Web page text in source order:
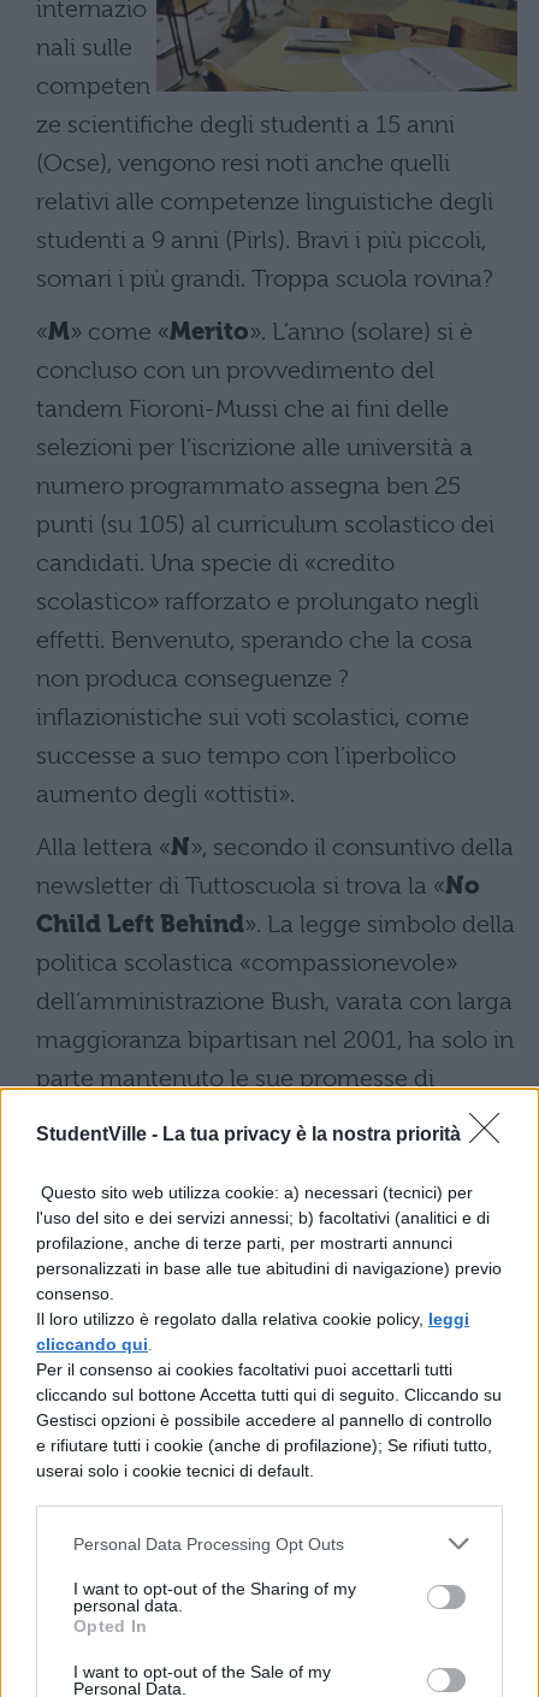
StudentVille - La tua privacy è la nostra priorità
Questo sito web utilizza cookie: a) necessari (tecnici) per
l'uso del sito e dei servizi annessi; b) facoltativi (analitici e di
profilazione, anche di terze parti, per mostrarti annunci
personalizzati in base alle tue abitudini di navigazione) previo
consenso.
Il loro utilizzo è regolato dalla relativa cookie policy, leggi
cliccando qui
Per il consenso ai cookies facoltativi puoi accettarli tutti
cliccando sul bottone Accetta tutti qui di seguito. Cliccando su
Gestisci opzioni è possibile accedere al pannello di controllo
e rifiutare tutti i cookie (anche di profilazione); Se rifiuti tutto,
userai solo i cookie tecnici di default.
Personal Data Processing Opt Outs
I want to opt-out of the Sharing of my
personal data.
Opted In
I want to opt-out of the Sale of my
Personal Data.
internazio
nali sulle
competen
ze scientifiche degli studenti a 15 anni
(Ocse), vengono resi noti anche quelli
relativi alle competenze linguistiche degli
studenti a 9 anni (Pirls). Bravi i più piccoli,
somari i più grandi. Troppa scuola rovina?
«M» come «Merito». L’anno (solare) si è
concluso con un provvedimento del
tandem Fioroni-Mussi che ai fini delle
selezioni per l’iscrizione alle università a
numero programmato assegna ben 25
punti (su 105) al curriculum scolastico dei
candidati. Una specie di «credito
scolastico» rafforzato e prolungato negli
effetti. Benvenuto, sperando che la cosa
non produca conseguenze ?
inflazionistiche sui voti scolastici, come
successe a suo tempo con l’iperbolico
aumento degli «ottisti».
Alla lettera «N», secondo il consuntivo della
newsletter di Tuttoscuola si trova la «No
Child Left Behind». La legge simbolo della
politica scolastica «compassionevole»
dell’amministrazione Bush, varata con larga
maggioranza bipartisan nel 2001, ha solo in
parte mantenuto le sue promesse di
favore degli allievi socialmente o
culturalmente svantaggiati. Però il numero
e il fervore delle iniziative è stato grande, e
quello degli USA sembra essere il più
importante cantiere di sperimentazione e
innovazione educativa.
« O» come «Ocse-Pisa». In Germania nel
2004 i risultati negativi in matematica per
provocarono un specie di psicodramma
nazionale, e l’assunzione di misure che
sembrano aver già dato buoni risultati
nell’edizione 2006 del PISA. In Italia, forse